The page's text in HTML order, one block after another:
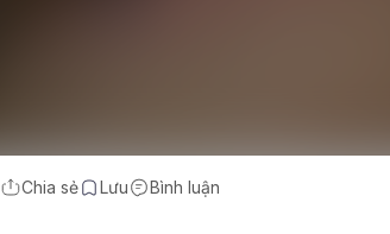
Chia sẻ Lưu Bình luận